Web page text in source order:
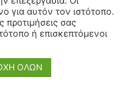
για αυτόν τον ιστότοπο.
προτιμήσεις σας
ή επισκεπτόμενοι
ΟΛΩΝ